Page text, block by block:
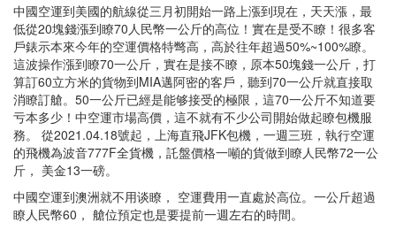
中國空運到美國的航線從三月初開始一路上漲到現在，天天漲，最
低從20塊錢漲到瞭70人民幣一公斤的高位！實在是受不瞭！很多客
戶錶示本來今年的空運價格特彆高，高於往年超過50%~100%瞭。
這波操作漲到瞭70一公斤，實在是接不瞭，原本50塊錢一公斤，打
算訂60立方米的貨物到MIA邁阿密的客戶，聽到70一公斤就直接取
消瞭訂艙。50一公斤已經是能够接受的極限，這70一公斤不知道要
亏本多少！中空運市場高價，這不就有不少公司開始做起瞭包機服
務。 從2021.04.18號起，上海直飛JFK包機，一週三班，執行空運
的飛機為波音777F全貨機，託盤價格一噸的貨做到瞭人民幣72一公
斤， 美金13一磅。
中國空運到澳洲就不用谈瞭， 空運費用一直處於高位。一公斤超過
瞭人民幣60， 艙位預定也是要提前一週左右的時間。